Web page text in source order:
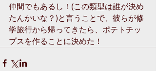
仲間でもあるし！(この類型は誰が決め
たんかいな？)と言うことで、彼らが修
学旅行から帰ってきたら、ポテトチッ
プスを作ることに決めた！